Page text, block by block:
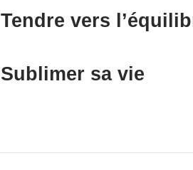
Tendre vers
Sublimer sa vie